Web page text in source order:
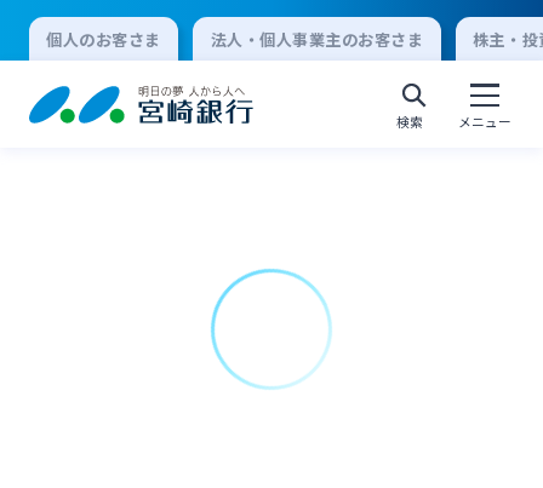
個人のお客さま 法人・個人事業主のお客さま 株主・
検索 メニュー